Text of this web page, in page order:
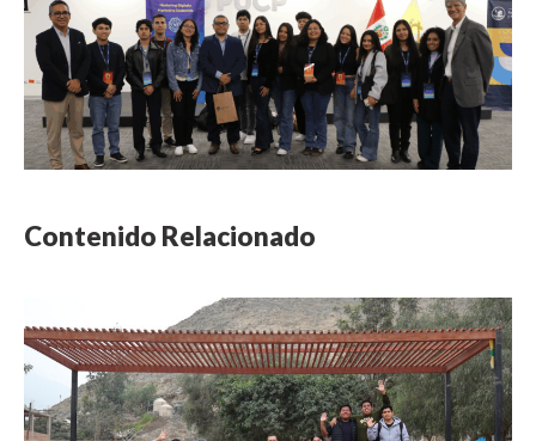
Contenido Relacionado
NOTICIA